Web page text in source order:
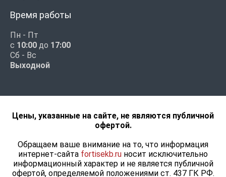
Время работы
Пн - Пт
с 10:00 до 17:00
Сб - Вс
Выходной
Цены, указанные на сайте, не являются публичной
офертой.
Обращаем ваше внимание на то, что информация
интернет-сайта fortisekb.ru носит исключительно
информационный характер и не является публичной
офертой, определяемой положениями ст. 437 ГК РФ.